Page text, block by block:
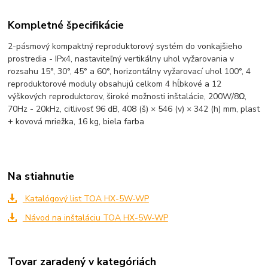
Kompletné špecifikácie
2-pásmový kompaktný reproduktorový systém do vonkajšieho
prostredia - IPx4, nastaviteľný vertikálny uhol vyžarovania v
rozsahu 15°, 30°, 45° a 60°, horizontálny vyžarovací uhol 100°, 4
reproduktorové moduly obsahujú celkom 4 hĺbkové a 12
výškových reproduktorov, široké možnosti inštalácie, 200W/8Ω,
70Hz - 20kHz, citlivosť 96 dB, 408 (š) × 546 (v) × 342 (h) mm, plast
+ kovová mriežka, 16 kg, biela farba
Na stiahnutie
Katalógový list TOA HX-5W-WP
Návod na inštaláciu TOA HX-5W-WP
Tovar zaradený v kategóriách